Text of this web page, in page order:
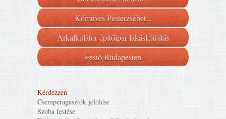
Kőműves Pesterzsébet...
Árkalkulátor építőipar lakásfelújítás
Festő Budapesten
Kérdezzen
Csemperagasztók jelölése
Szoba festése